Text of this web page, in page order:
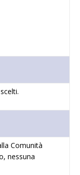
Comunità
nessuna